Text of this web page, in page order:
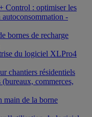
Control : optimiser les
autoconsommation -
bornes de recharge
du logiciel XLPro4
chantiers résidentiels
commerces,
main de la borne